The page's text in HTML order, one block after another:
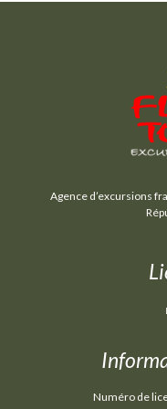
Agence d’excursions
Numéro de